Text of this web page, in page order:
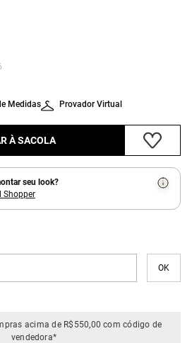
Provador Virtual
Medidas
À SACOLA
seu look?
Shopper
acima de R$550,00 com código de
vendedora*